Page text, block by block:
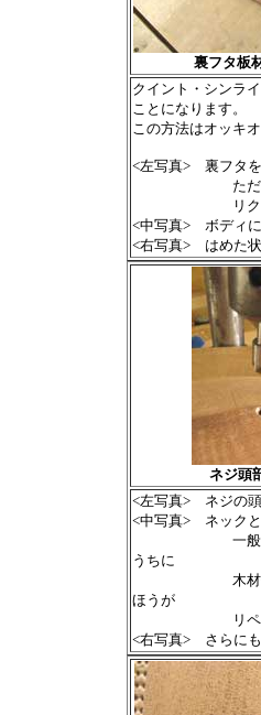
裏フタ板
クイント・シンラ
ことになります。
この方法はオッキ
<左写真> 裏フタ
ただし、ネック
リクエストに
<中写真> ボディに
<右写真> はめた
ネジ頭
<左写真> ネジの頭
<中写真> ネックと
一般的な木ネジ
うちに
木材側のネジ山
ほうが
リペアする人
<右写真> さらに